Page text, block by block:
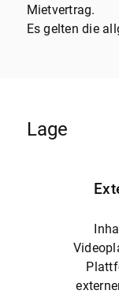
Mietvertrag.
Es gelten die
Lage